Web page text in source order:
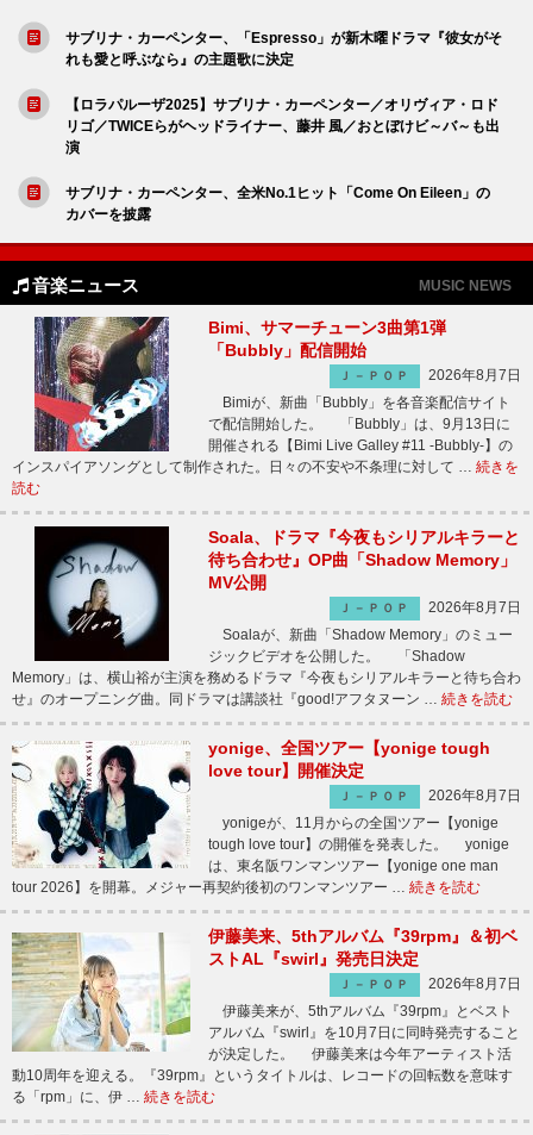
サブリナ・カーペンター、「Espresso」が新木曜ドラマ『彼女がそ
れも愛と呼ぶなら』の主題歌に決定
【ロラパルーザ2025】サブリナ・カーペンター／オリヴィア・ロド
リゴ／TWICEらがヘッドライナー、藤井 風／おとぼけビ～バ～も出
演
サブリナ・カーペンター、全米No.1ヒット「Come On Eileen」の
カバーを披露
音楽ニュース MUSIC NEWS
Bimi、サマーチューン3曲第1弾
「Bubbly」配信開始
Ｊ－ＰＯＰ
2026年8月7日
Bimiが、新曲「Bubbly」を各音楽配信サイト
で配信開始した。 「Bubbly」は、9月13日に
開催される【Bimi Live Galley #11 -Bubbly-】の
インスパイアソングとして制作された。日々の不安や不条理に対して … 続きを
読む
Soala、ドラマ『今夜もシリアルキラーと
待ち合わせ』OP曲「Shadow Memory」
MV公開
Ｊ－ＰＯＰ
2026年8月7日
Soalaが、新曲「Shadow Memory」のミュー
ジックビデオを公開した。 「Shadow
Memory」は、横山裕が主演を務めるドラマ『今夜もシリアルキラーと待ち合わ
せ』のオープニング曲。同ドラマは講談社『good!アフタヌーン … 続きを読む
yonige、全国ツアー【yonige tough
love tour】開催決定
Ｊ－ＰＯＰ
2026年8月7日
yonigeが、11月からの全国ツアー【yonige
tough love tour】の開催を発表した。 yonige
は、東名阪ワンマンツアー【yonige one man
tour 2026】を開幕。メジャー再契約後初のワンマンツアー … 続きを読む
伊藤美来、5thアルバム『39rpm』＆初ベ
ストAL『swirl』発売日決定
Ｊ－ＰＯＰ
2026年8月7日
伊藤美来が、5thアルバム『39rpm』とベスト
アルバム『swirl』を10月7日に同時発売すること
が決定した。 伊藤美来は今年アーティスト活
動10周年を迎える。『39rpm』というタイトルは、レコードの回転数を意味す
る「rpm」に、伊 … 続きを読む